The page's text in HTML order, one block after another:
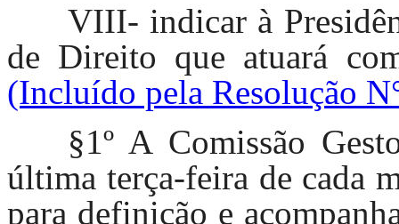
VIII- indicar à
de Direito que atuará
(Incluído pela Resolução
§1º A Comissão
última terça-feira de cada
para definição e